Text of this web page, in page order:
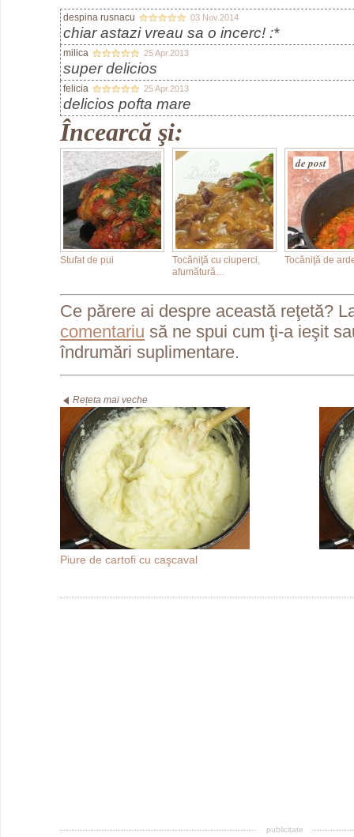
despina rusnacu 03 Nov.2014
chiar astazi vreau sa o incerc! :*
milica 25 Apr.2013
super delicios
felicia 25 Apr.2013
delicios pofta mare
Încearcă şi:
Stufat de pui
Tocăniţă cu ciuperci,
afumătură…
de post
Tocăniţă de
Ce părere ai despre această reţetă?
comentariu să ne spui cum ţi-a ieşit
îndrumări suplimentare.
Rețeta mai veche
Piure de cartofi cu caşcaval
publicitate